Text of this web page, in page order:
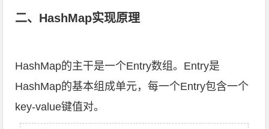
二、HashMap实现原理
HashMap的主干是一个Entry数组。Entry是
HashMap的基本组成单元，每一个Entry包含一个
key-value键值对。